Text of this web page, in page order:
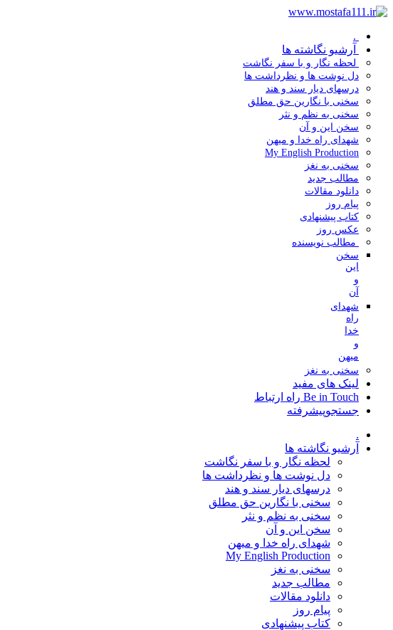
.
آرشیو نگاشته ها
لحظه نگار و با سفر نگاشت
دل نوشت ها و نظرداشت ها
درسهای دیار سند و هند
سخنی با نگارین حق مطلق
سخنی به نظم و نثر
سخن این و آن
شهدای راه خدا و میهن
My English Production
سخنی به نغز
مطالب جدید
دانلود مقالات
پیام روز
کتاب پیشنهادی
عکس روز
مطالب نویسنده
سخن
این
و
آن
شهدای
راه
خدا
و
میهن
سخنی به نغز
لینک های مفید
Be in Touch راه ارتباط
جستجوپیشرفته
.
آرشیو نگاشته ها
لحظه نگار و با سفر نگاشت
دل نوشت ها و نظرداشت ها
درسهای دیار سند و هند
سخنی با نگارین حق مطلق
سخنی به نظم و نثر
سخن این و آن
شهدای راه خدا و میهن
My English Production
سخنی به نغز
مطالب جدید
دانلود مقالات
پیام روز
کتاب پیشنهادی